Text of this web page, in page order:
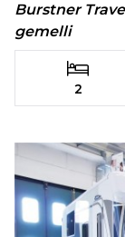
Burstner
gemelli
2